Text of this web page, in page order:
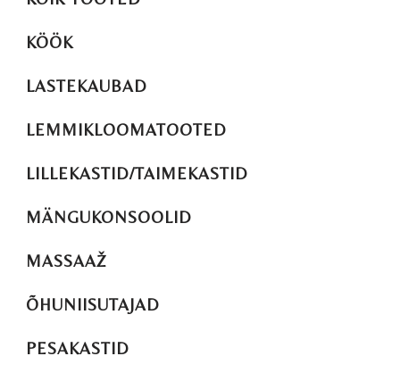
KÖÖK
LASTEKAUBAD
LEMMIKLOOMATOOTED
LILLEKASTID/TAIMEKASTID
MÄNGUKONSOOLID
MASSAAŽ
ÕHUNIISUTAJAD
PESAKASTID